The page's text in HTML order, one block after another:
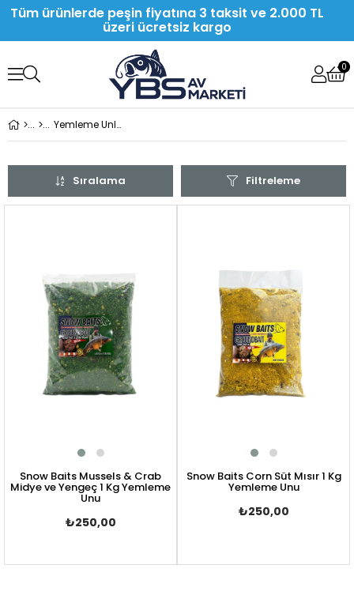
Tüm ürünlerde peşin fiyatına 3 taksit ve 2.000 TL
üzeri ücretsiz kargo
0
Yemleme Unları
Filtreleme
Sıralama
Snow Baits Mussels & Crab
Midye ve Yengeç 1 Kg Yemleme
Unu
₺250,00
Snow Baits Corn Süt Mısır 1 Kg
Yemleme Unu
₺250,00